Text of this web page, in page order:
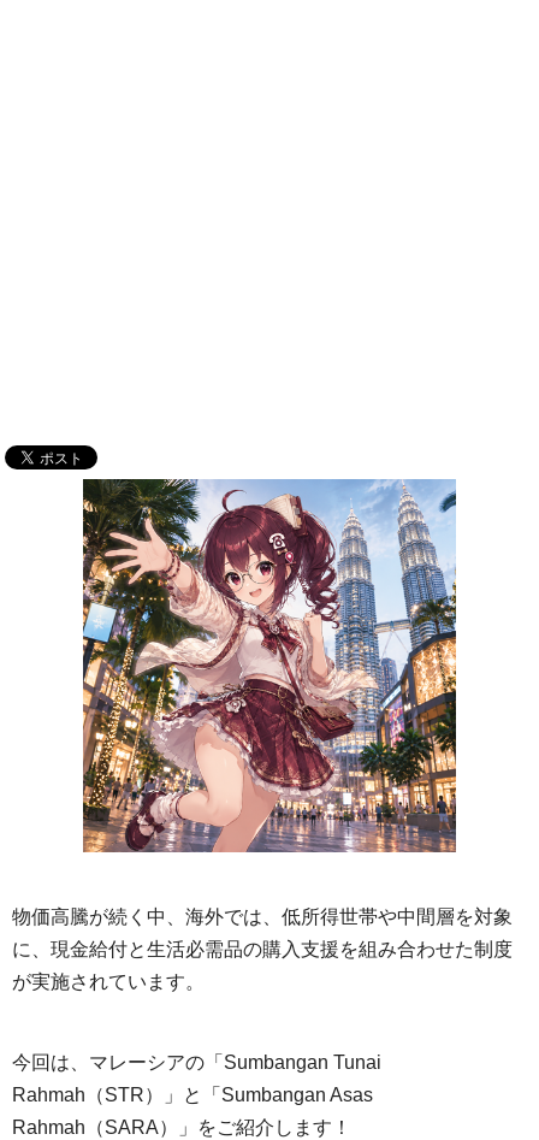
物価高騰が続く中、海外では、低所得世帯や中間層を対象
に、現金給付と生活必需品の購入支援を組み合わせた制度
が実施されています。
今回は、マレーシアの「Sumbangan Tunai
Rahmah（STR）」と「Sumbangan Asas
Rahmah（SARA）」をご紹介します！